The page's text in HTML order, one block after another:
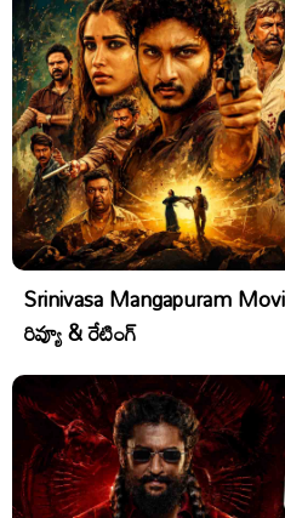
Srinivasa Mangapuram
రివ్యూ & రేటింగ్